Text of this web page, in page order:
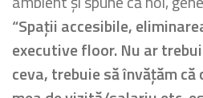
“Spații accesibile,
executive floor. Nu ar
ceva, trebuie să învățăm că